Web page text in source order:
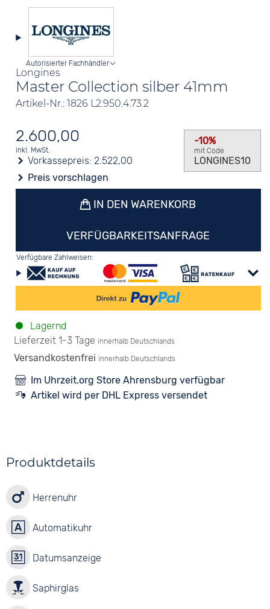
Longines
Master Collection silber 41mm
Artikel-Nr.: 1826 L2.950.4.73.2
Autorisierter Fachhändler
2.600,00
inkl. MwSt.
Vorkassepreis:2.522,00
Preis vorschlagen
-10%
mit Code
LONGINES10
IN DEN WARENKORB
VERFÜGBARKEITSANFRAGE
Verfügbare Zahlweisen:
Lagernd
Lieferzeit 1-3 Tage innerhalb Deutschlands
Versandkostenfrei innerhalb Deutschlands
Im Uhrzeit.org Store Ahrensburg verfügbar
Artikel wird per DHL Express versendet
Produktdetails
Herrenuhr
Automatikuhr
Datumsanzeige
Saphirglas